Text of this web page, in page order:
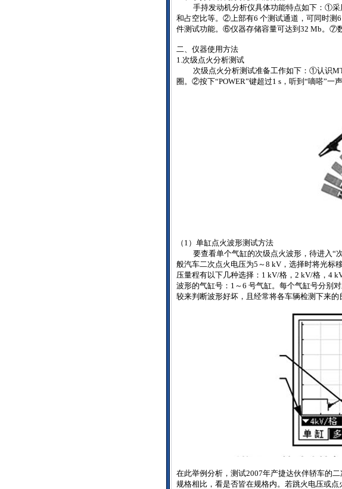
手持发动机分析仪具体功能特点如下：①
和占空比等。②上部有6 个测试通道，可同时测 6
件测试功能。⑥仪器存储容量可达到 32 Mb。⑦
二、仪器使用方法
1.次级点火分析测试
次级点火分析测试准备工作如下：①认识
圈。②按下“POWER”键超过1 s ，听到“嘀嗒”一
（ 1 ）单缸点火波形测试方法
要查看单个气缸的次级点火波形，待进入“
般汽车二次点火电压为5 ～8 kV ，选择时将光标
压量程有以下几种选择： 1 kV/格， 2 kV/格， 4
波形的气缸号： 1 ～6 号气缸。每个气缸号分别
较来判断波形好坏，且经常将各车辆检测下来
在此举例分析，测试2007年产捷达伙伴轿车的
规格相比，看是否皆在规格内。若跳火电压或